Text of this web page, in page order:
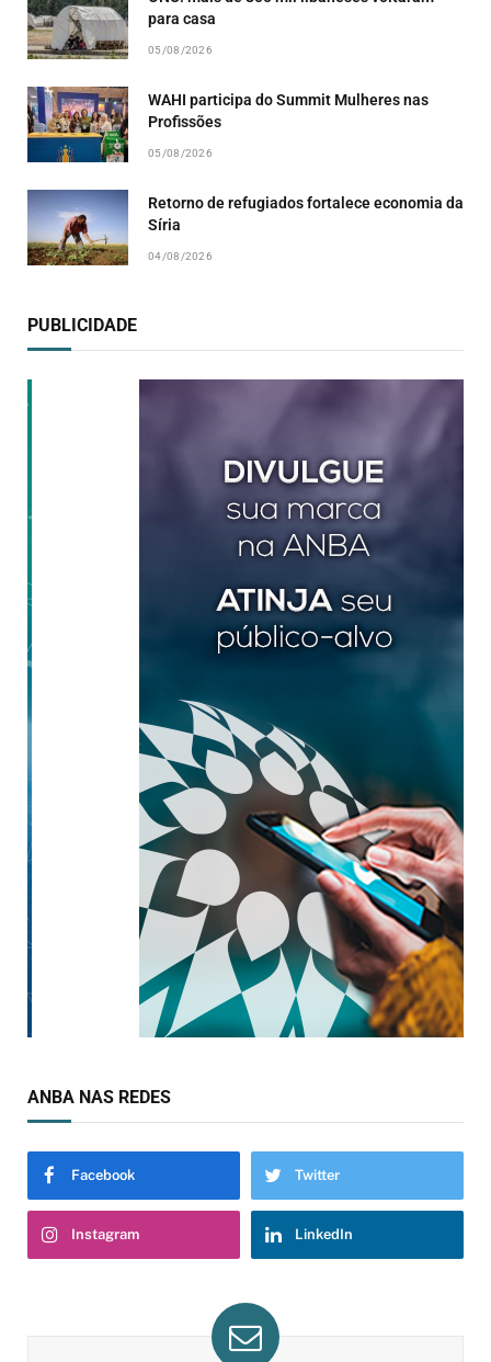
para casa
05/08/2026
WAHI participa do Summit Mulheres nas
Profissões
05/08/2026
Retorno de refugiados fortalece economia da
Síria
04/08/2026
PUBLICIDADE
ANBA NAS REDES
Facebook Twitter
Instagram LinkedIn